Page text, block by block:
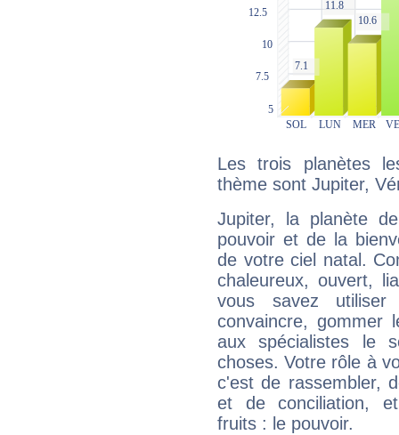
Les trois planètes
thème sont Jupiter,
Jupiter, la planète
pouvoir et de la
de votre ciel natal.
chaleureux, ouvert,
vous savez
convaincre, gommer
aux spécialistes le
choses. Votre rôle à
c'est de rassembler,
et de conciliation,
fruits : le pouvoir.